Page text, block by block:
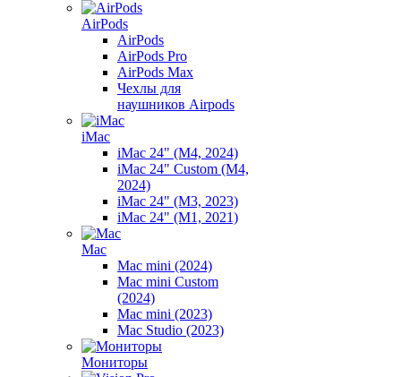
AirPods
AirPods
AirPods Pro
AirPods Max
Чехлы для
наушников Airpods
iMac
iMac 24" (M4, 2024)
iMac 24" Custom (M4,
2024)
iMac 24" (M3, 2023)
iMac 24" (M1, 2021)
Mac
Mac mini (2024)
Mac mini Custom
(2024)
Mac mini (2023)
Mac Studio (2023)
Мониторы